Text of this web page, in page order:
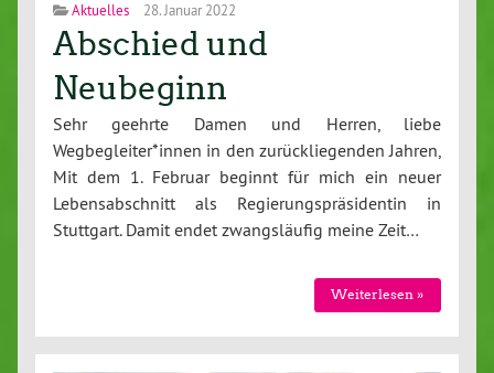
Aktuelles
28. Januar 2022
Abschied und
Neubeginn
Sehr geehrte Damen und Herren, liebe
Wegbegleiter*innen in den zurückliegenden Jahren,
Mit dem 1. Februar beginnt für mich ein neuer
Lebensabschnitt als Regierungspräsidentin in
Stuttgart. Damit endet zwangsläufig meine Zeit…
Weiterlesen »